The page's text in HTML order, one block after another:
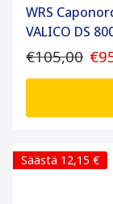
WRS
VALICO DS
€105,00
Säästä 12,15 €